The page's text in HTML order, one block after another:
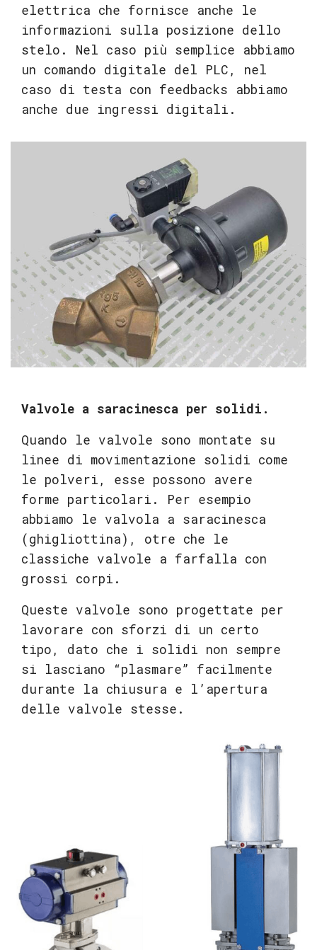
elettrica che fornisce anche le
informazioni sulla posizione dello
stelo. Nel caso più semplice abbiamo
un comando digitale del PLC, nel
caso di testa con feedbacks abbiamo
anche due ingressi digitali.
Valvole a saracinesca per solidi.
Quando le valvole sono montate su
linee di movimentazione solidi come
le polveri, esse possono avere
forme particolari. Per esempio
abbiamo le valvola a saracinesca
(ghigliottina), otre che le
classiche valvole a farfalla con
grossi corpi.
Queste valvole sono progettate per
lavorare con sforzi di un certo
tipo, dato che i solidi non sempre
si lasciano “plasmare” facilmente
durante la chiusura e l’apertura
delle valvole stesse.